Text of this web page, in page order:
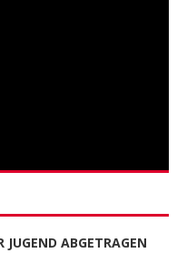
JUGEND ABGETRAGEN